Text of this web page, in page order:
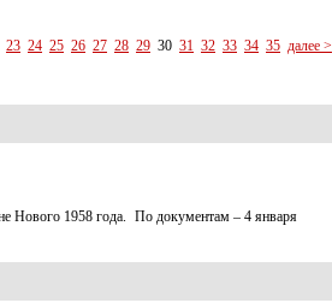
23 24 25 26 27 28 29 30 31 32 33 34 35 далее >
Нового 1958 года. По документам – 4 января